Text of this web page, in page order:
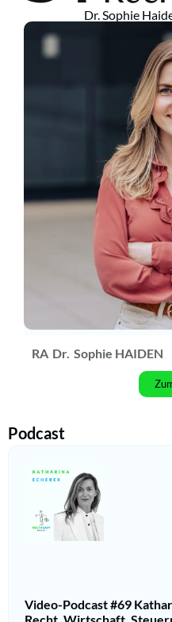
Dr. Sophie
RA Dr. Sophie HAIDEN
Podcast
Video-Podcast #69
Recht, Wirtschaft,